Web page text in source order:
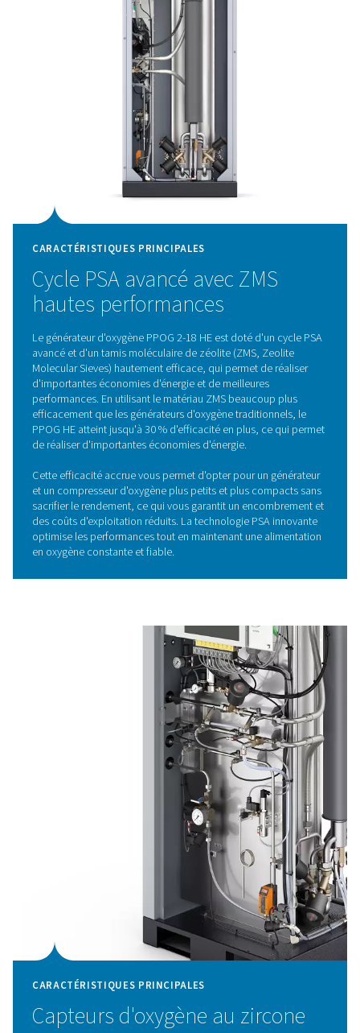
Technologie
modulée en pression
Pressure Swing
Le générateur d'oxygène PPOG 2-18 HE utilise la
pureté avec une efficacité exceptionnelle. Cette
fonctionne en séparant l'oxygène des autres
atmosphériques, tirant parti des propriétés
distinctes des molécules de gaz à différentes
ambiant est dirigé à travers des réservoirs contenant
moléculaires zéolites (ZMS), qui piègent de manière
l'azote et d'autres impuretés, ne laissant passer que
purifié. En alternant pression haute et pression
différents réservoirs, les ZMS sont régénérés en
ainsi une alimentation en oxygène constante et
CARACTÉRISTIQUES PRINCIPALES
Cycle PSA avancé avec ZMS
hautes performances